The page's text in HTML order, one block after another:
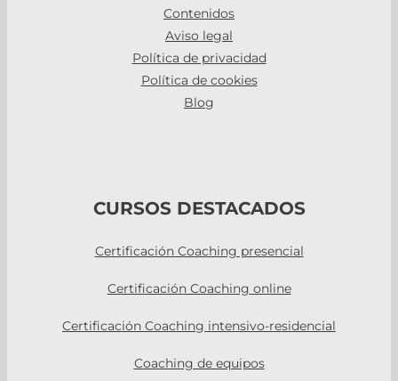
Contenidos
Aviso legal
Política de privacidad
Política de cookies
Blog
CURSOS DESTACADOS
Certificación Coaching presencial
Certificación Coaching online
Certificación Coaching intensivo-residencial
Coaching de equipos